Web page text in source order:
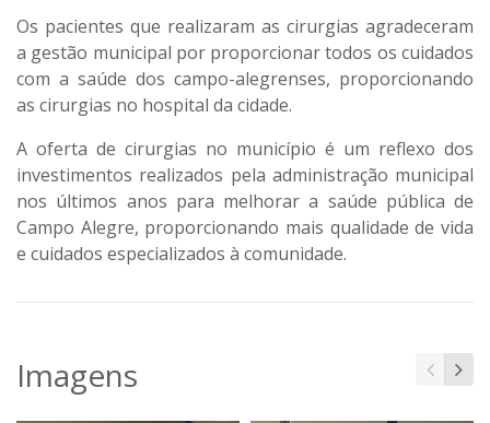
Os pacientes que realizaram as cirurgias agradeceram
a gestão municipal por proporcionar todos os cuidados
com a saúde dos campo-alegrenses, proporcionando
as cirurgias no hospital da cidade.
A oferta de cirurgias no município é um reflexo dos
investimentos realizados pela administração municipal
nos últimos anos para melhorar a saúde pública de
Campo Alegre, proporcionando mais qualidade de vida
e cuidados especializados à comunidade.
Imagens